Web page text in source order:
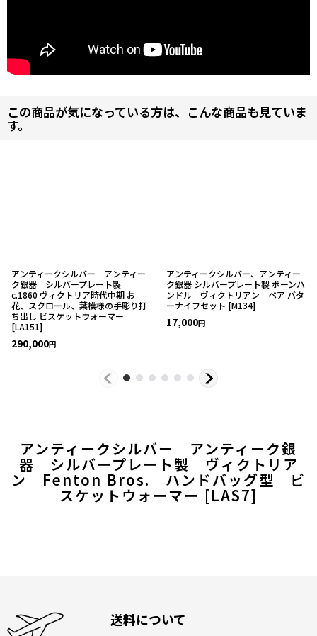
アンティークシルバー アンティーク銀
器 シルバープレート製 ヴィクトリア
ン Fenton Bros. ハンドバッグ型 ビ
スケットウォーマー [LAS7]
この商品が気になっている方は、こんな商品も見ていま
す。
アンティークシルバー アンティー
ク銀器 シルバープレート製
c.1860 ヴィクトリア時代中期 お
花、スクロール、葉模様の手彫り打
ち出し ビスケットウォーマー
[LA151]
290,000円
アンティークシルバー、アンティー
ク銀器 シルバープレート製 ボーンハ
ンドル ヴィクトリアン ペア バタ
ーナイフセット [M134]
17,000円
送料について